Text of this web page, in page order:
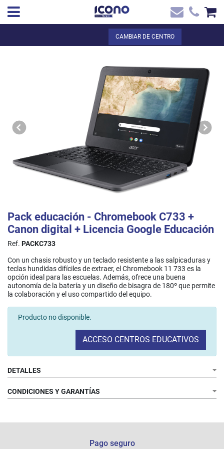
VER LA CESTA
ES ✖
Inicio
CAMBIAR DE CENTRO
Pack educación - Chromebook C733 +
Canon digital + Licencia Google Educación
Ref. PACKC733
Con un chasis robusto y un teclado resistente a las salpicaduras y
teclas hundidas difíciles de extraer, el Chromebook 11 733 es la
opción ideal para las escuelas. Además, ofrece una buena
autonomía de la batería y un diseño de bisagra de 180º que permite
la colaboración y el uso compartido del equipo.
Producto no disponible.
ACCESO CENTROS EDUCATIVOS
DETALLES
CONDICIONES Y GARANTÍAS
Pago seguro